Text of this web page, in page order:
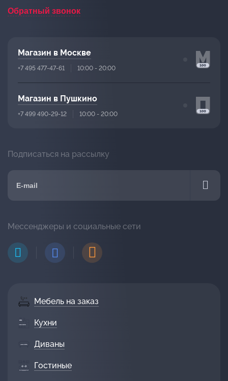
Мебель на заказ
Кухни
Диваны
Гостиные
Обратный звонок
Магазин в Москве
+7 495 477-47-61 10:00 - 20:00
Магазин в Пушкино
+7 499 490-29-12 10:00 - 20:00
Подписаться на рассылку
Мессенджеры и социальные сети